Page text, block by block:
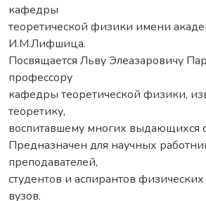
кафедры
теоретической физики имени
И.М.Лифшица.
Посвящается Льву Элеазаровичу
профессору
кафедры теоретической физики,
теоретику,
воспитавшему многих выдающихся
Предназначен для научных
преподавателей,
студентов и аспирантов
вузов.